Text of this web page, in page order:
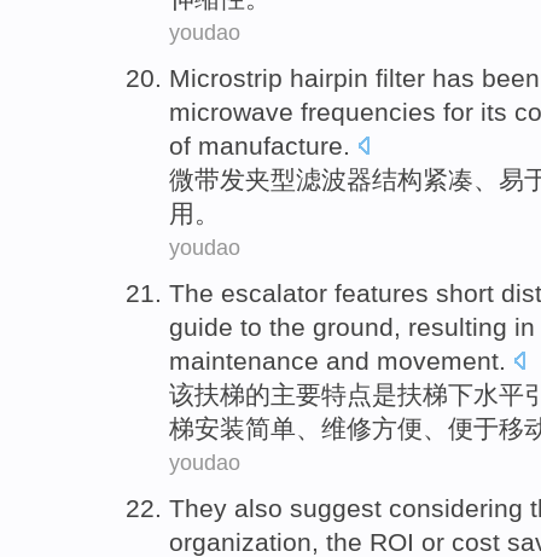
youdao
Microstrip hairpin filter has
microwave frequencies for its
of manufacture.
微带发夹型滤波器结构紧凑、 易
用。
youdao
The escalator features short
guide to the ground, resulting in
maintenance and movement.
该扶梯的主要特点是扶梯下水平
梯安装简单、 维修方便、便于移
youdao
They also suggest considering
organization, the ROI or cost